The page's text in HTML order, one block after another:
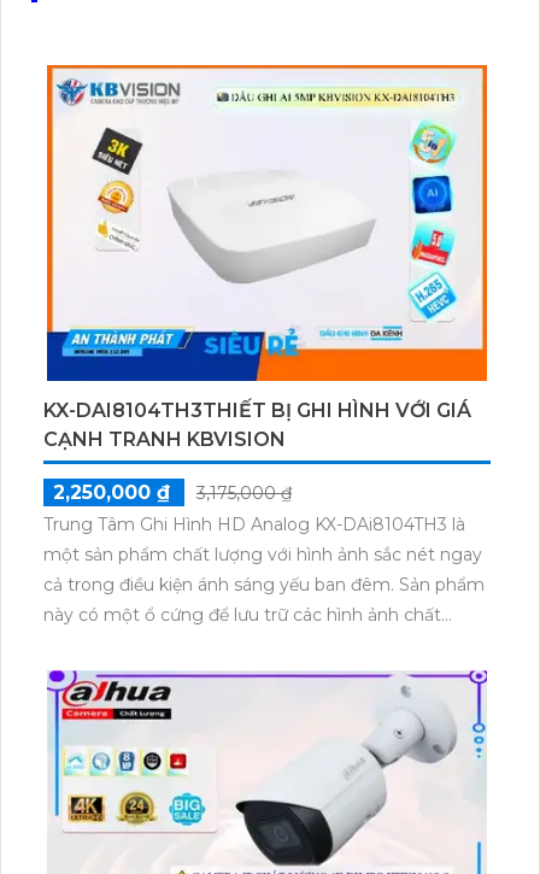
KX-DAI8104TH3THIẾT BỊ GHI HÌNH VỚI GIÁ
CẠNH TRANH KBVISION
2,250,000 ₫
3,175,000 ₫
Trung Tâm Ghi Hình HD Analog KX-DAi8104TH3 là
một sản phẩm chất lượng với hình ảnh sắc nét ngay
cả trong điều kiện ánh sáng yếu ban đêm. Sản phẩm
này có một ổ cứng để lưu trữ các hình ảnh chất
nét cao, đặc biệt là với chế độ Ultra 4k lite. Trung Tâm
Ghi Hình này có thể được sử dụng trên các nền tảng
AHD, CVI, TVI và BCS, giúp giảm thiểu sự cố và tối
ưu hóa hiệu suất trong các công trình nhỏ. Điểm nổi
bật của sản phẩm là công nghệ AI chống trộm hiệu
quả, giúp tải hình ảnh nhanh hơn với định dạng nén
H.265+/H.265/H.264+/H.264, đồng thời đảm bảo giá